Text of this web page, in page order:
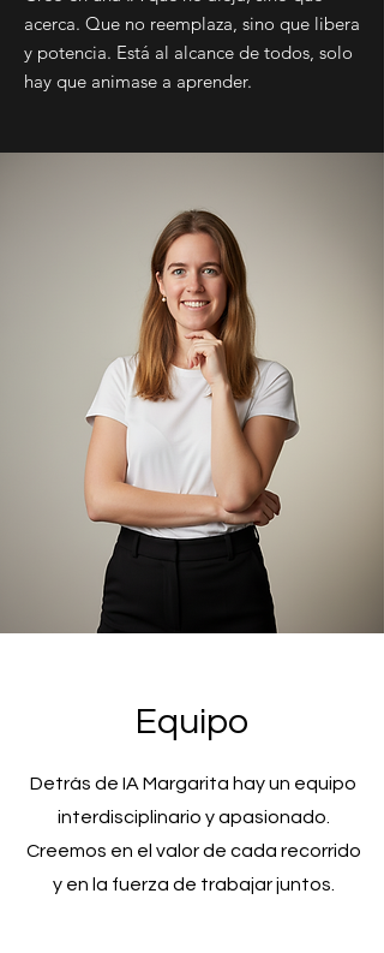
acerca. Que no reemplaza, sino que libera
y potencia. Está al alcance de todos, solo
hay que animase a aprender.
Equipo
Detrás de IA Margarita hay un equipo
interdisciplinario y apasionado.
Creemos en el valor de cada recorrido
y en la fuerza de trabajar juntos.